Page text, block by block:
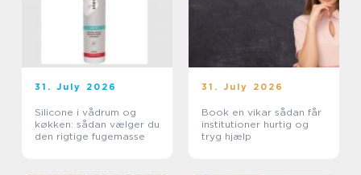
31. July 2026
Silicone i vådrum og
køkken: sådan vælger du
den rigtige fugemasse
31. July 2026
Book en vikar sådan får
institutioner hurtig og
tryg hjælp